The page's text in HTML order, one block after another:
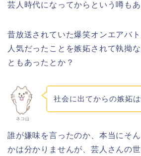
芸人時代になってからという噂もあ
昔放送されていた爆笑オンエアバ
人気だったことを嫉妬されて執拗
ともあったとか？
ネコ山
社会に出てからの嫉妬は
誰が嫌味を言ったのか、本当にそ
かは分かりませんが、芸人さんの